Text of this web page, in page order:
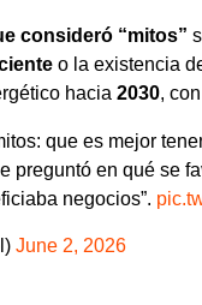
consideró “mitos”
o la existencia
hacia 2030,
que es mejor
preguntó en qué se
negocios”.
June 2, 2026